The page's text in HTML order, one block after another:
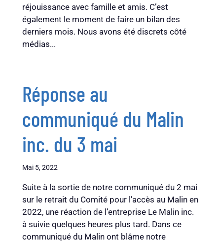
réjouissance avec famille et amis. C’est
également le moment de faire un bilan des
derniers mois. Nous avons été discrets côté
médias...
Réponse au
communiqué du Malin
inc. du 3 mai
Mai 5, 2022
Suite à la sortie de notre communiqué du 2 mai
sur le retrait du Comité pour l’accès au Malin en
2022, une réaction de l’entreprise Le Malin inc.
à suivie quelques heures plus tard. Dans ce
communiqué du Malin ont blâme notre